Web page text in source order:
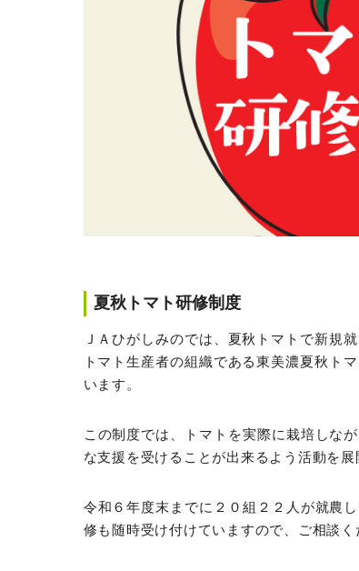
夏秋トマト研修制度
ＪＡひがしみのでは、夏秋トマトで新規
トマト生産者の組織である東美濃夏秋ト
います。
この制度では、トマトを実際に栽培しな
な支援を受けることが出来るよう活動を展
令和６年度末までに２０組２２人が就農
修も随時受け付けていますので、ご相談く